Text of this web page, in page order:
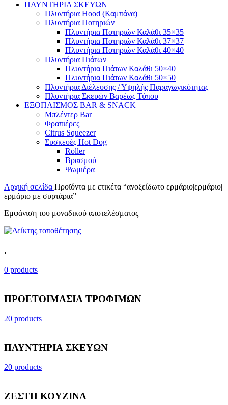
ΠΛΥΝΤΗΡΙΑ ΣΚΕΥΩΝ
Πλυντήρια Hood (Καμπάνα)
Πλυντήρια Ποτηριών
Πλυντήρια Ποτηριών Καλάθι 35×35
Πλυντήρια Ποτηριών Καλάθι 37×37
Πλυντήρια Ποτηριών Καλάθι 40×40
Πλυντήρια Πιάτων
Πλυντήρια Πιάτων Καλάθι 50×40
Πλυντήρια Πιάτων Καλάθι 50×50
Πλυντήρια Διέλευσης / Υψηλής Παραγωγικότητας
Πλυντήρια Σκευών Βαρέως Τύπου
ΕΞΟΠΛΙΣΜΟΣ BAR & SNACK
Μπλέντερ Bar
Φραπιέρες
Citrus Squeezer
Συσκευές Hot Dog
Roller
Βρασμού
Ψωμιέρα
Αρχική σελίδα Προϊόντα με ετικέτα “ανοξείδωτο ερμάριο|ερμάριο|
ερμάριο με συρτάρια”
Εμφάνιση του μοναδικού αποτελέσματος
.
0 products
ΠΡΟΕΤΟΙΜΑΣΙΑ ΤΡΟΦΙΜΩΝ
20 products
ΠΛΥΝΤΗΡΙΑ ΣΚΕΥΩΝ
20 products
ΖΕΣΤΗ ΚΟΥΖΙΝΑ